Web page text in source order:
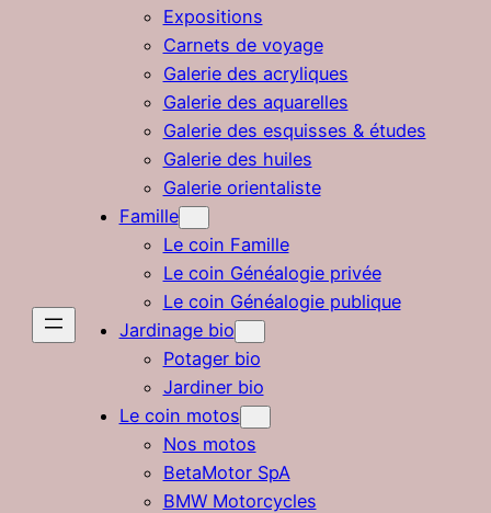
Expositions
Carnets de voyage
Galerie des acryliques
Galerie des aquarelles
Galerie des esquisses & études
Galerie des huiles
Galerie orientaliste
Famille
Le coin Famille
Le coin Généalogie privée
Le coin Généalogie publique
Jardinage bio
Potager bio
Jardiner bio
Le coin motos
Nos motos
BetaMotor SpA
BMW Motorcycles